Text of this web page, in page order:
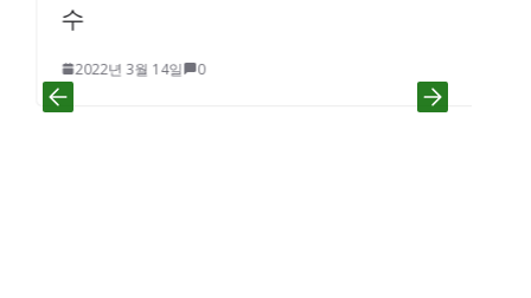
수
2022년 3월 14일 0